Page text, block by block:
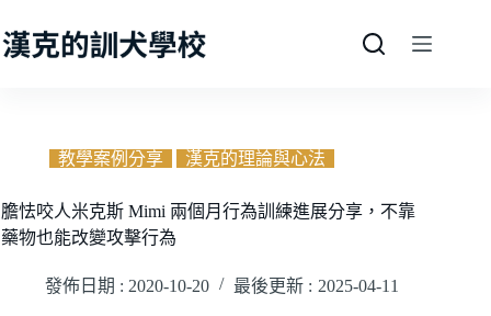
至
教學案例分享 漢克的理論與心法
膽怯咬人米克斯 Mimi 兩個月行為訓練進展分享，不靠
藥物也能改變攻擊行為
發佈日期 : 2020-10-20 最後更新 : 2025-04-11